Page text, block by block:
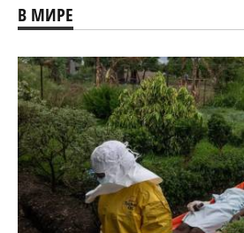
В МИРЕ